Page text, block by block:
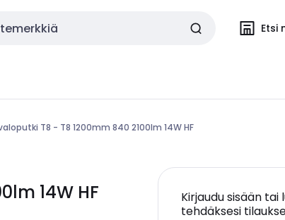
Etsi
T8 - T8 1200mm 840 2100lm 14W HF
14W HF
Kirjaudu sisään
tehdäksesi